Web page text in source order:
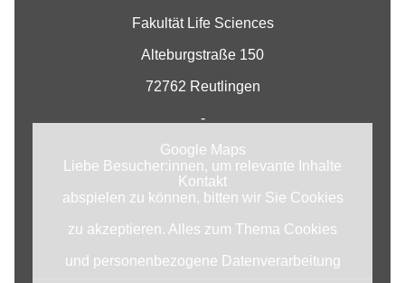
Fakultät Life Sciences
Alteburgstraße 150
72762 Reutlingen
-
Google Maps
Kontakt
Liebe Besucher:innen, um relevante Inhalte
abspielen zu können, bitten wir Sie Cookies
zu akzeptieren. Alles zum Thema Cookies
und personenbezogene Datenverarbeitung